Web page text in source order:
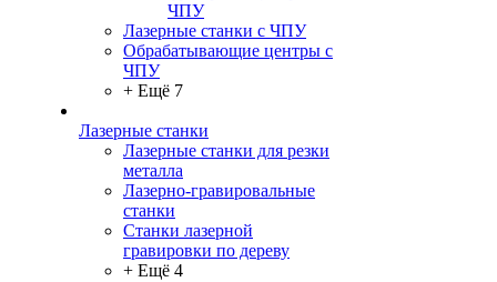
ЧПУ
Лазерные станки с ЧПУ
Обрабатывающие центры с
ЧПУ
+ Ещё 7
Лазерные станки
Лазерные станки для резки
металла
Лазерно-гравировальные
станки
Станки лазерной
гравировки по дереву
+ Ещё 4